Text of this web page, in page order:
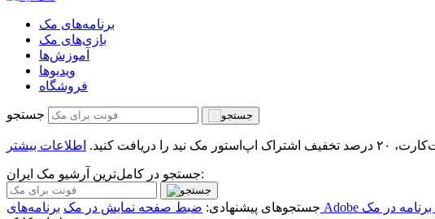
برنامه‌های مک
بازی‌های مک
آموزش‌ها
ویدیو‌ها
فروشگاه
جستجو
اطلاعات بیشتر
جستجو در کامل‌ترین آرشیو مک ایران:
جستجوهای پیشنهادی: ضبط صفحه نمایش در مک
در مک